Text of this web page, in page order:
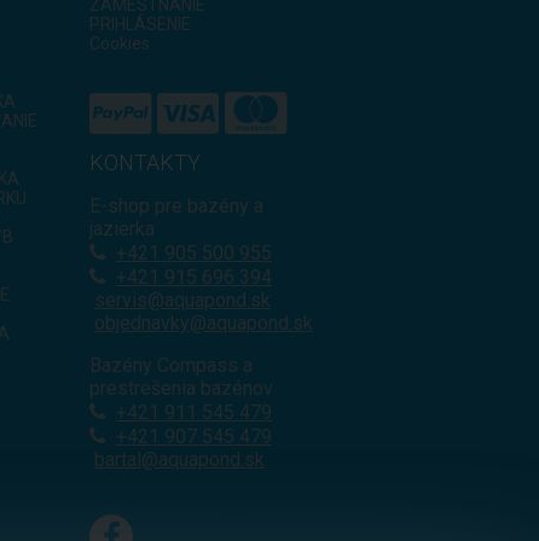
ZAMESTNANIE
PRIHLÁSENIE
Cookies
KONTAKTY
E-shop pre bazény a
jazierka
+421 905 500 955
+421 915 696 394
servis@aquapond.sk
objednavky@aquapond.sk
Bazény Compass a
prestrešenia bazénov
+421 911 545 479
+421 907 545 479
bartal@aquapond.sk